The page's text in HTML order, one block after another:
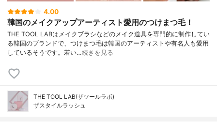
4.00
韓国のメイクアップアーティスト愛用のつけまつ毛！
THE TOOL LABはメイクブラシなどのメイク道具を専門的に制作してい
る韓国のブランドで、つけまつ毛は韓国のアーティストや有名人も愛用
しているそうです。若い…続きを見る
THE TOOL LAB(ザツールラボ)
ザスタイルラッシュ